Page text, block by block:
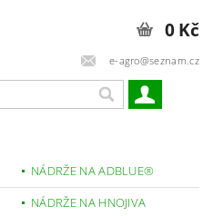
e-agro@seznam.cz
0 Kč
NÁDRŽE NA ADBLUE®
NÁDRŽE NA HNOJIVA